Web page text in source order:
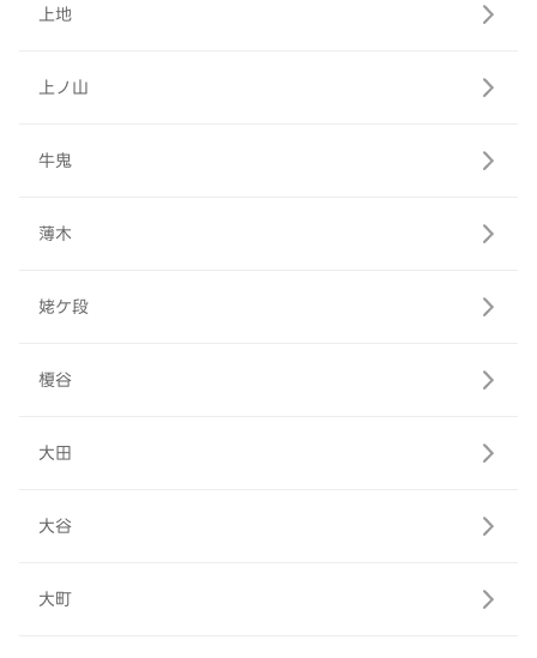
上地
上ノ山
牛鬼
薄木
姥ケ段
榎谷
大田
大谷
大町